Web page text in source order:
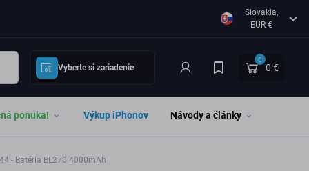
Slovakia,
EUR €
Vyberte si zariadenie
0
0 €
ponuka! Výkup iPhonov Návody a články
- Batéria BL270 4000mAh